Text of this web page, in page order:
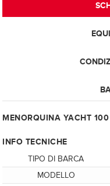
MENORQUINA YACHT 100
INFO TECNICHE
TIPO DI BARCA
MODELLO